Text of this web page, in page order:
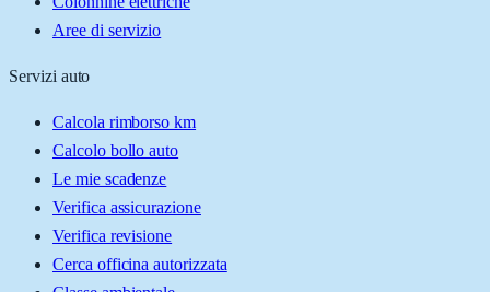
Aree di servizio
Servizi auto
Calcola rimborso km
Calcolo bollo auto
Le mie scadenze
Verifica assicurazione
Verifica revisione
Cerca officina autorizzata